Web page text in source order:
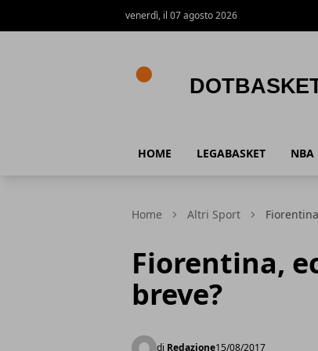
venerdì, il 07 agosto 2026
HOME LEGABASKET NBA
Home Altri Sport
Fiorentina,
breve?
di Redazione15/08/2017